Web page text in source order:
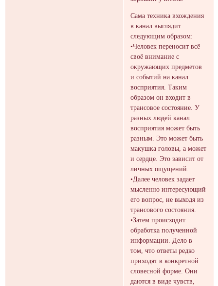
Сама техника вхождения
в канал выглядит
следующим образом:
•Человек переносит всё
своё внимание с
окружающих предметов
и событий на канал
восприятия. Таким
образом он входит в
трансовое состояние. У
разных людей канал
восприятия может быть
разным. Это может быть
макушка головы, а может
и сердце. Это зависит от
личных ощущений.
•Далее человек задает
мысленно интересующий
его вопрос, не выходя из
трансового состояния.
•Затем происходит
обработка полученной
информации. Дело в
том, что ответы редко
приходят в конкретной
словесной форме. Они
даются в виде чувств,